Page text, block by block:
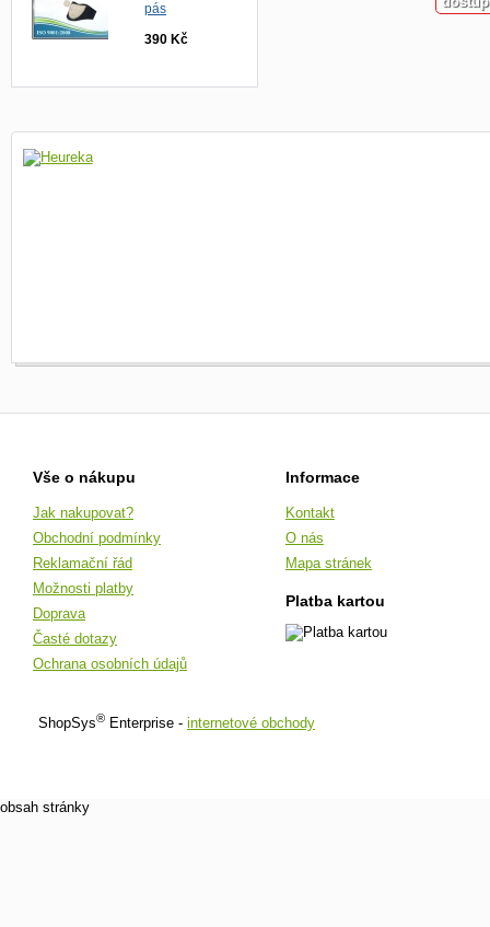
pás
390 Kč
Vše o nákupu
Jak nakupovat?
Obchodní podmínky
Reklamační řád
Možnosti platby
Doprava
Časté dotazy
Ochrana osobních údajů
Informace
Kontakt
O nás
Mapa stránek
Platba kartou
ShopSys® Enterprise - internetové obchody
obsah stránky